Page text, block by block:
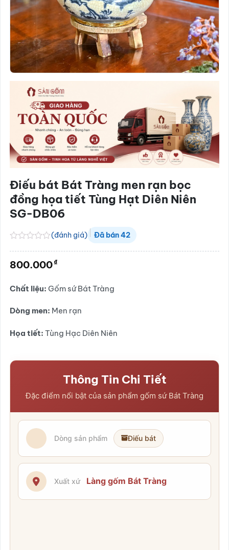
Điếu bát Bát Tràng men rạn bọc
đồng họa tiết Tùng Hạt Diên Niên
SG-DB06
hạng
sao
(đánh giá) Đã bán42
800.000₫
Chất liệu: Gốm sứ Bát Tràng
Dòng men: Men rạn
Họa tiết: Tùng Hạc Diên Niên
Thông Tin Chi Tiết
Đặc điểm nổi bật của sản phẩm gốm sứ Bát Tràng
Dòng sản phẩm Điếu bát
Xuất xứ Làng gốm Bát Tràng